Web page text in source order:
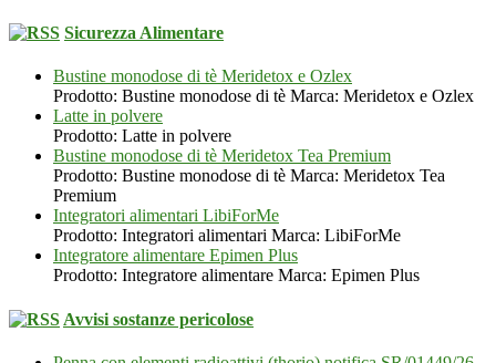
Sicurezza Alimentare
Bustine monodose di tè Meridetox e Ozlex
Prodotto: Bustine monodose di tè Marca: Meridetox e Ozlex
Latte in polvere
Prodotto: Latte in polvere
Bustine monodose di tè Meridetox Tea Premium
Prodotto: Bustine monodose di tè Marca: Meridetox Tea
Premium
Integratori alimentari LibiForMe
Prodotto: Integratori alimentari Marca: LibiForMe
Integratore alimentare Epimen Plus
Prodotto: Integratore alimentare Marca: Epimen Plus
Avvisi sostanze pericolose